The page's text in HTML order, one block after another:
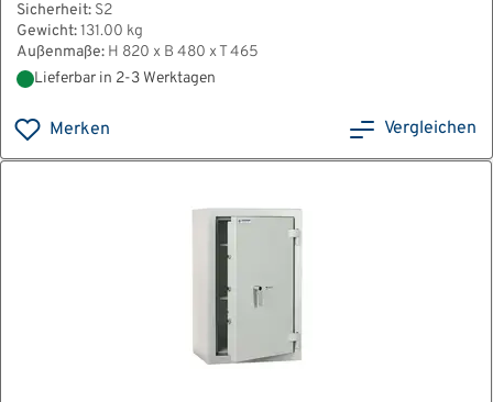
Sicherheit: S2
Gewicht:131.00 kg
Außenmaße: H 820 x B 480 x T 465
Lieferbar in 2-3 Werktagen
Merken Vergleichen